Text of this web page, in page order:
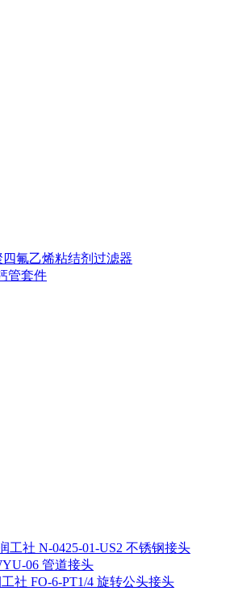
四氟乙烯粘结剂过滤器
管套件
工社 N-0425-01-US2 不锈钢接头
06 管道接头
工社 FO-6-PT1/4 旋转公头接头